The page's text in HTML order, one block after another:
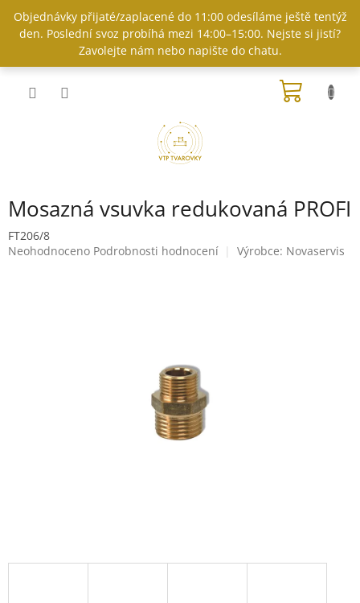
obsah
Objednávky přijaté/zaplacené do 11:00 odesíláme ještě tentýž
den. Poslední svoz probíhá mezi 14:00–15:00. Nejste si jistí?
Zavolejte nám nebo napište do chatu.
Mosazná vsuvka redukovaná PROFI
FT206/8
Průměrné
Neohodnoceno Podrobnosti hodnocení Výrobce: Novaservis